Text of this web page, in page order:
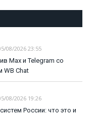
08/2026 23:55
Max и Telegram со
Chat
08/2026 19:26
России: что это и